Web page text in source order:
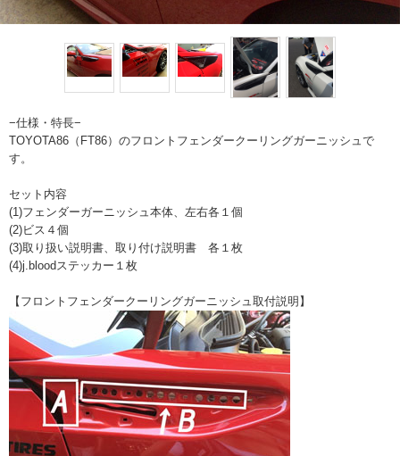
−仕様・特長−
TOYOTA86（FT86）のフロントフェンダークーリングガーニッシュで
す。
セット内容
(1)フェンダーガーニッシュ本体、左右各１個
(2)ビス４個
(3)取り扱い説明書、取り付け説明書 各１枚
(4)j.bloodステッカー１枚
【フロントフェンダークーリングガーニッシュ取付説明】